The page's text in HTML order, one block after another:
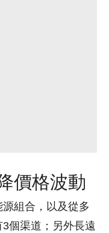
價格波動
組合，以及從多
個渠道；另外長遠